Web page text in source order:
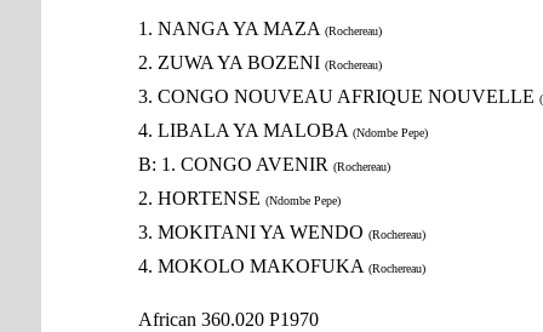
1. NANGA YA MAZA (Rochereau)
2. ZUWA YA BOZENI (Rochereau)
3. CONGO NOUVEAU AFRIQUE NOUVELLE
4. LIBALA YA MALOBA (Ndombe Pepe)
B: 1. CONGO AVENIR (Rochereau)
2. HORTENSE (Ndombe Pepe)
3. MOKITANI YA WENDO (Rochereau)
4. MOKOLO MAKOFUKA (Rochereau)
African 360.020 P1970